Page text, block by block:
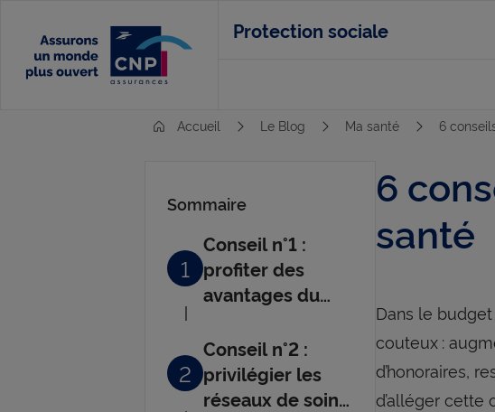
contenu
principal
Protection sociale
Accueil
Le Blog Ma santé 6
Sommaire
1
Conseil n°1 :
profiter des
avantages du
pour réduire ses
dépenses
2
Conseil n°2 :
privilégier les
réseaux de soins
6
santé
Dans le
couteux :
d’honoraires,
d’alléger cette